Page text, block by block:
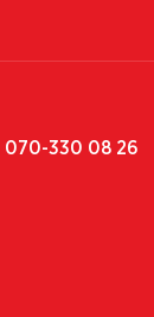
070-330 08 26